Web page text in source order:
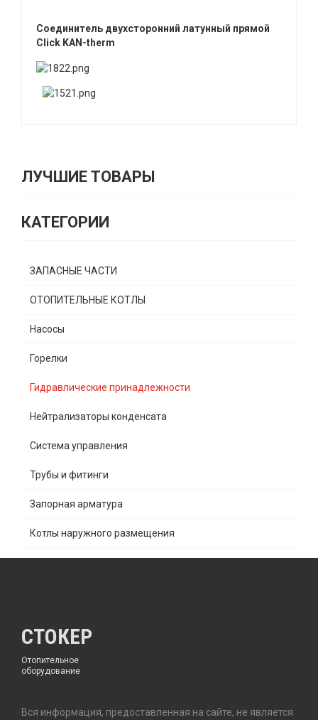
Соединитель двухсторонний латунный прямой
Click KAN-therm
ЛУЧШИЕ ТОВАРЫ
КАТЕГОРИИ
ЗАПАСНЫЕ ЧАСТИ
ОТОПИТЕЛЬНЫЕ КОТЛЫ
Насосы
Горелки
Гидравлические принадлежности
Нейтрализаторы конденсата
Система управления
Трубы и фитинги
Запорная арматура
Котлы наружного размещения
СТОКЕР
Отопительное
оборудование
Вся информация, предоставленная на сайте, не является